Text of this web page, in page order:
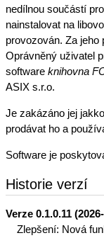
nedílnou součástí
nainstalovat na
provozován. Za jeho
Oprávněný uživatel
software knihovna
ASIX s.r.o.
Je zakázáno jej
prodávat ho a
Software je
Historie verzí
Verze 0.1.0.11
Zlepšení: Nová